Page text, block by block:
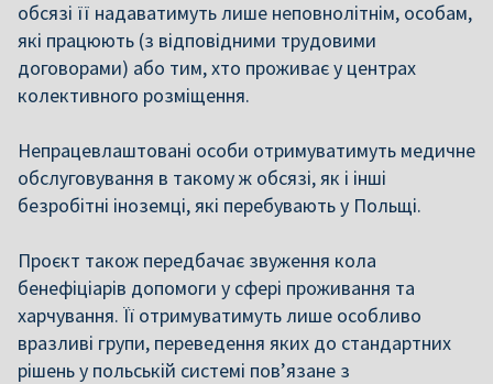
обсязі її надаватимуть лише неповнолітнім, особам,
які працюють (з відповідними трудовими
договорами) або тим, хто проживає у центрах
колективного розміщення.
Непрацевлаштовані особи отримуватимуть медичне
обслуговування в такому ж обсязі, як і інші
безробітні іноземці, які перебувають у Польщі.
Проєкт також передбачає звуження кола
бенефіціарів допомоги у сфері проживання та
харчування. Її отримуватимуть лише особливо
вразливі групи, переведення яких до стандартних
рішень у польській системі пов’язане з